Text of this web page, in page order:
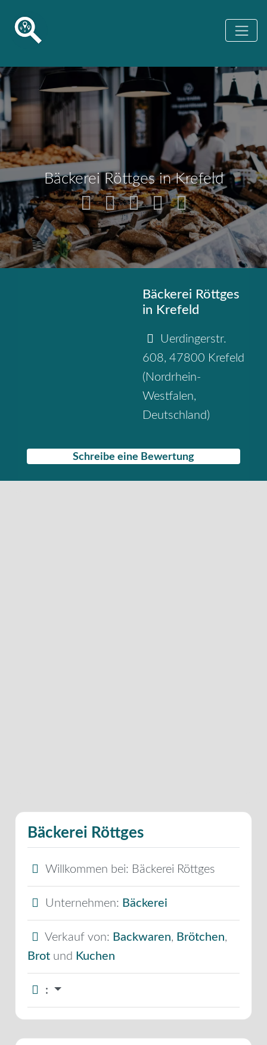
Bäckerei Röttges in Krefeld
Bäckerei Röttges
in Krefeld
Uerdingerstr.
608, 47800 Krefeld
( Nordrhein-
Westfalen,
Deutschland)
Schreibe eine Bewertung
Bäckerei Röttges
Willkommen bei: Bäckerei Röttges
Unternehmen: Bäckerei
Verkauf von: Backwaren, Brötchen,
Brot und Kuchen
: